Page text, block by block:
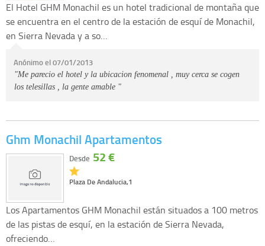
El Hotel GHM Monachil es un hotel tradicional de montaña que
se encuentra en el centro de la estación de esquí de Monachil,
en Sierra Nevada y a so…
Anónimo el 07/01/2013
"Me parecio el hotel y la ubicacion fenomenal , muy cerca se cogen
los telesillas , la gente amable "
Ghm Monachil Apartamentos
Plaza De Andalucia,1
Desde 52 €
Los Apartamentos GHM Monachil están situados a 100 metros
de las pistas de esquí, en la estación de Sierra Nevada,
ofreciendo…